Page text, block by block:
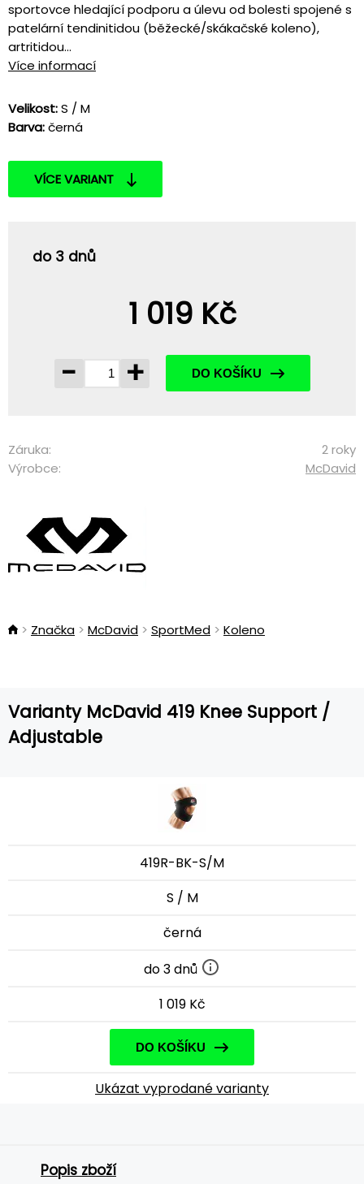
sportovce hledající podporu a úlevu od bolesti spojené s
patelární tendinitidou (běžecké/skákačské koleno),
artritidou...
Více informací
Velikost:S / M
Barva:černá
VÍCE VARIANT
do 3 dnů
1 019 Kč
-
+ DO KOŠÍKU
Záruka:
2 roky
Výrobce:
McDavid
Značka McDavid SportMed Koleno
Varianty McDavid 419 Knee Support /
Adjustable
419R-BK-S/M
S / M
černá
do 3 dnů
1 019 Kč
DO KOŠÍKU
Ukázat vyprodané varianty
Popis zboží